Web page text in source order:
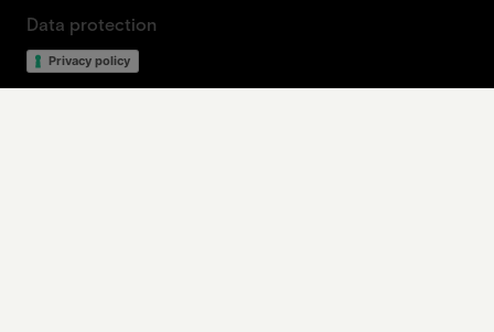
Data protection
Privacy policy